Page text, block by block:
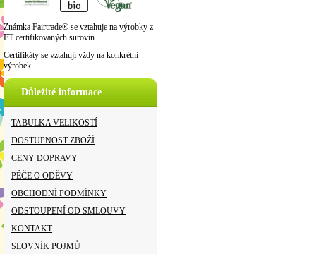
Známka Fairtrade® se vztahuje na výrobky z
FT certifikovaných surovin.
Certifikáty se vztahují vždy na konkrétní
výrobek.
Důležité informace
TABULKA VELIKOSTÍ
DOSTUPNOST ZBOŽÍ
CENY DOPRAVY
PÉČE O ODĚVY
OBCHODNÍ PODMÍNKY
ODSTOUPENÍ OD SMLOUVY
KONTAKT
SLOVNÍK POJMŮ